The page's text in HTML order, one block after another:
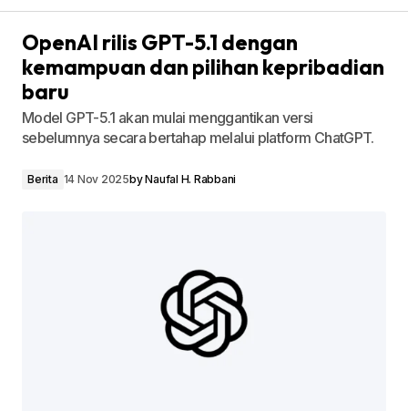
OpenAI rilis GPT-5.1 dengan
kemampuan dan pilihan kepribadian
baru
Model GPT-5.1 akan mulai menggantikan versi
sebelumnya secara bertahap melalui platform ChatGPT.
Berita 14 Nov 2025byNaufal H. Rabbani